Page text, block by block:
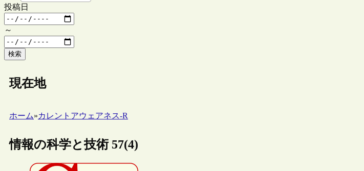
投稿日
～
検索
現在地
ホーム»カレントアウェアネス-R
情報の科学と技術 57(4)